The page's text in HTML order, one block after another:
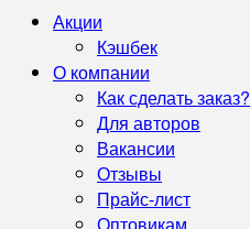
Акции
Кэшбек
О компании
Как сделать заказ?
Для авторов
Вакансии
Отзывы
Прайс-лист